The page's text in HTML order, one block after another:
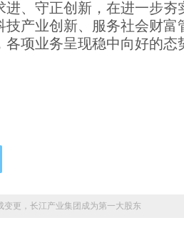
、守正创新，在进一步夯
产业创新、服务社会财富
项业务呈现稳中向好的态
变更，长江产业集团成为第一大股东